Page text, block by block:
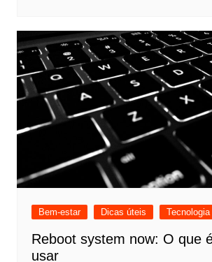
Bem-estar Dicas úteis Tecnologia
Reboot system now: O que
usar